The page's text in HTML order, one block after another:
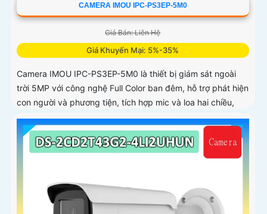
CAMERA IMOU IPC-PS3EP-5M0
Giá Bán: Liên Hệ
Giá Khuyến Mại: 5%-35%
Camera IMOU IPC-PS3EP-5M0 là thiết bị giám sát ngoài
trời 5MP với công nghệ Full Color ban đêm, hỗ trợ phát hiện
con người và phương tiện, tích hợp mic và loa hai chiều,
kết nối PoE tiện lợi, phù hợp cho gia đình, cửa hàng và văn
phòng